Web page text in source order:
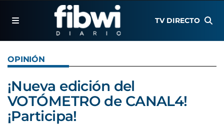
TV DIRECTO
OPINIÓN
¡Nueva edición del
VOTÓMETRO de CANAL4!
¡Participa!